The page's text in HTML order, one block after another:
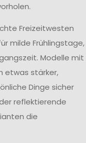
Freizeitwesten
milde Frühlingstage,
Modelle mit
etwas stärker,
Dinge sicher
reflektierende
die